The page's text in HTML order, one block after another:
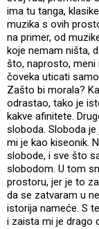
ima tu tanga,
muzika s ovih
na primer, od
koje nemam ništa,
što, naprosto, meni
čoveka uticati
Zašto bi morala?
odrastao, tako je
kakve afinitete.
sloboda. Sloboda
mi je kao kiseonik.
slobode, i sve što
slobodom. U tom
prostoru, jer je to
da se zatvaram u
istorija nameće. S
i zaista mi je drago